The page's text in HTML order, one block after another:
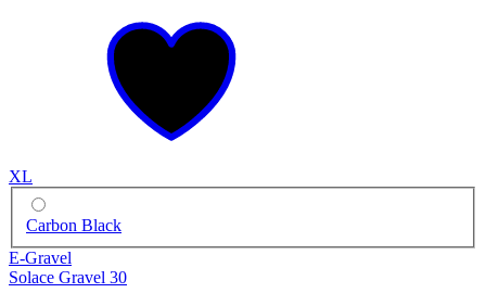
XL
Carbon Black
E-Gravel
Solace Gravel 30